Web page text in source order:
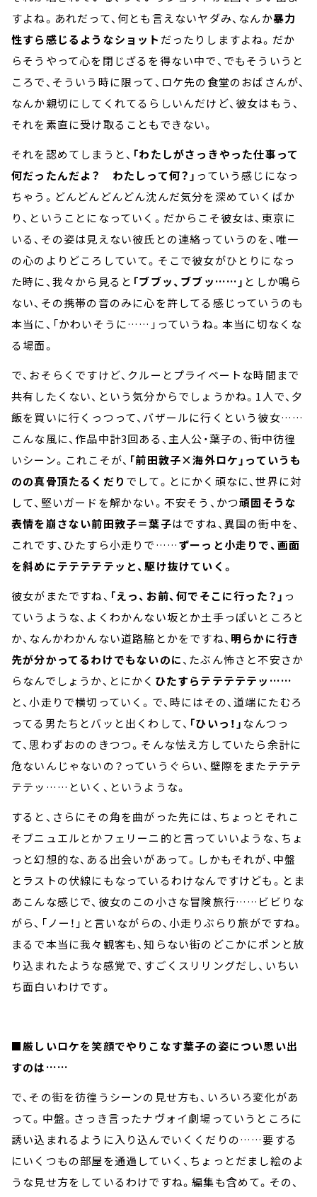
すよね。あれだって、何とも言えないヤダみ、なんか暴力
性すら感じるようなショット だったりしますよね。だか
らそうやって心を閉じざるを得ない中で、でもそういうと
ころで、そういう時に限って、ロケ先の食堂のおばさんが、
なんか親切にしてくれてるらしいんだけど、彼女はもう、
それを素直に受け取ることもできない。
それを認めてしまうと、 「わたしがさっきやった仕事って
何だったんだよ？ わたしって何？」 っていう感じになっ
ちゃう。どんどんどんどん沈んだ気分を深めていくばか
り、ということになっていく。だからこそ彼女は、東京に
いる、その姿は見えない彼氏との連絡っていうのを、唯一
の心のよりどころしていて。そこで彼女がひとりになっ
た時に、我々から見ると 「ブブッ、ブブッ……」 としか鳴ら
ない、その携帯の音のみに心を許してる感じっていうのも
本当に、「かわいそうに……」っていうね。本当に切なくな
る場面。
で、おそらくですけど、クルーとプライベートな時間まで
共有したくない、という気分からでしょうかね。1人で、夕
飯を買いに行くっつって、バザールに行くという彼女……
こんな風に、作品中計3回ある、主人公・葉子の、街中彷徨
いシーン。これこそが、 「前田敦子×海外ロケ」っていうも
のの真骨頂たるくだり でして。とにかく頑なに、世界に対
して、堅いガードを解かない。不安そう、かつ頑固そうな
表情を崩さない前田敦子＝葉子はですね、異国の街中を、
これです、ひたすら小走りで……ずーっと小走りで、画面
を斜めにテテテテテッと、駆け抜けていく。
彼女がまたですね、 「えっ、お前、何でそこに行った？」 っ
ていうような、よくわかんない坂とか土手っぽいところと
か、なんかわかんない道路脇とかをですね、 明らかに行き
先が分かってるわけでもないのに、たぶん怖さと不安さか
らなんでしょうか、とにかく ひたすらテテテテテッ……
と、小走りで横切っていく。で、時にはその、道端にたむろ
ってる男たちとバッと出くわして、 「ひいっ！」 なんつっ
て、思わずおののきつつ。そんな怯え方していたら余計に
危ないんじゃないの？っていうぐらい、壁際をまたテテテ
テテッ……といく、というような。
すると、さらにその角を曲がった先には、ちょっとそれこ
そブニュエルとかフェリーニ的と言っていいような、ちょ
っと幻想的な、ある出会いがあって。しかもそれが、中盤
とラストの伏線にもなっているわけなんですけども。とま
あこんな感じで、彼女のこの小さな冒険旅行……ビビりな
がら、「ノー！」と言いながらの、小走りぶらり旅がですね。
まるで本当に我々観客も、知らない街のどこかにポンと放
り込まれたような感覚で、すごくスリリングだし、いちい
ち面白いわけです。
■厳しいロケを笑顔でやりこなす葉子の姿につい思い出
すのは……
で、その街を彷徨うシーンの見せ方も、いろいろ変化があ
って。中盤。さっき言ったナヴォイ劇場っていうところに
誘い込まれるように入り込んでいくくだりの……要する
にいくつもの部屋を通過していく、ちょっとだまし絵のよ
うな見せ方をしているわけですね。編集も含めて。その、